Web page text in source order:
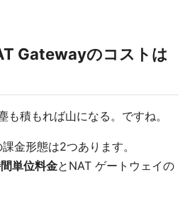
Gatewayのコストは
も積もれば山になる。ですね。
金形態は2つあります。
単位料金とNAT ゲートウェイの